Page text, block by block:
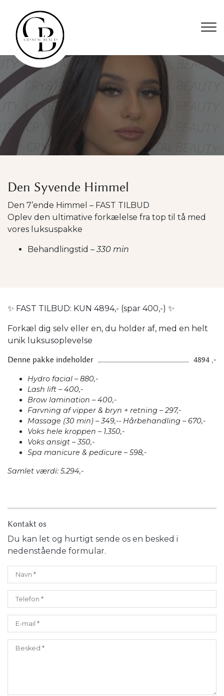
hovedindhold
Den Syvende Himmel
Den 7’ende Himmel – FAST TILBUD
Oplev den ultimative forkælelse fra top til tå med
vores luksuspakke
Behandlingstid –330 min
✨ FAST TILBUD: KUN 4894,- (spar 400,-) ✨
Forkæl dig selv eller en, du holder af, med en helt
unik luksusoplevelse
Denne pakke indeholder
4894 ,-
Hydro facial – 880,-
Lash lift – 400,-
Brow lamination – 400,-
Farvning af vipper & bryn + retning – 297,-
Massage (30 min) – 349,-• Hårbehandling – 670,-
Voks hele kroppen – 1.350,-
Voks ansigt – 350,-
Spa manicure & pedicure – 598,-
Samlet værdi: 5.294,-
Kontakt os
Du kan let og hurtigt sende os en besked i
nedenstående formular.